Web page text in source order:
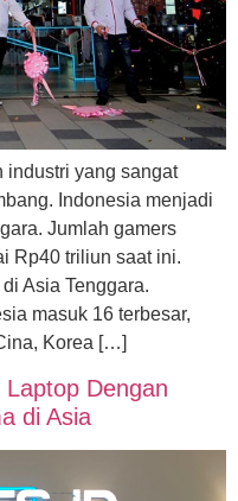
industri yang sangat
Indonesia menjadi
Jumlah gamers
Rp40 triliun saat ini.
Asia Tenggara.
masuk 16 terbesar,
Korea […]
Dengan
di Asia